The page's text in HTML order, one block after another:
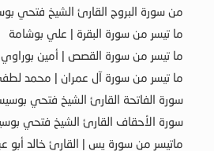
من سورة البروج القارئ الشيخ فتحي
ما تيسر من سورة البقرة | علي بوشامة
ما تيسر من سورة القصص | أمين بوراوي
ما تيسر من سورة آل عمران | محمد
سورة الفاتحة القارئ الشيخ فتحي
سورة الأحقاف القارئ الشيخ فتحي
ماتيسر من سورة يس | القارئ خالد أبو